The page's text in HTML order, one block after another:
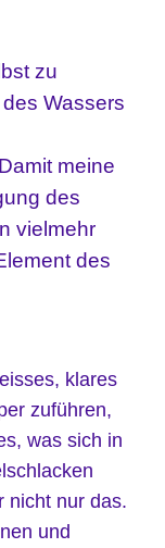
zu
Wassers
meine
des
vielmehr
des
klares
zuführen,
was sich in
nicht nur das.
und